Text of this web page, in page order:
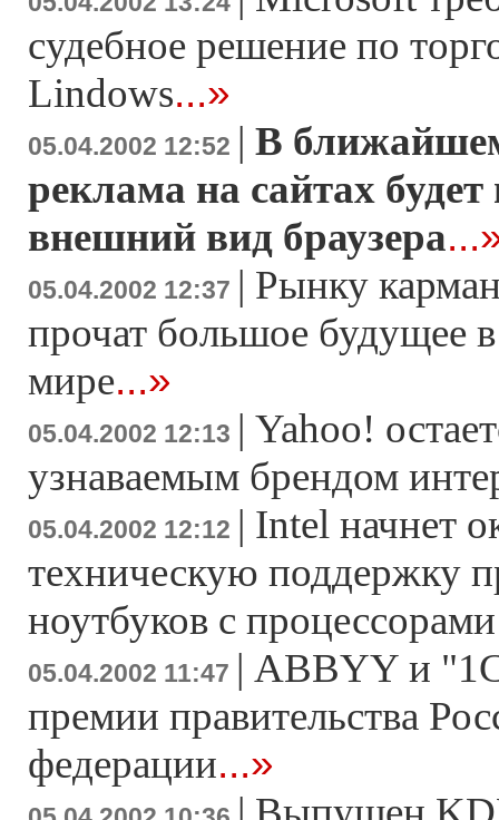
судебное решение по
Lindows...»
05.04.2002 12:52 | В
реклама на сайтах будет
внешний вид браузера
05.04.2002 12:37 | Рынку
прочат большое будущее
мире...»
05.04.2002 12:13 | Yahoo!
узнаваемым брендом
05.04.2002 12:12 | Intel начнет
техническую поддержку
ноутбуков с
05.04.2002 11:47 | ABBYY и
премии правительства
федерации...»